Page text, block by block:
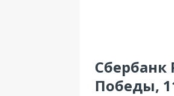
Сбербанк
Победы,